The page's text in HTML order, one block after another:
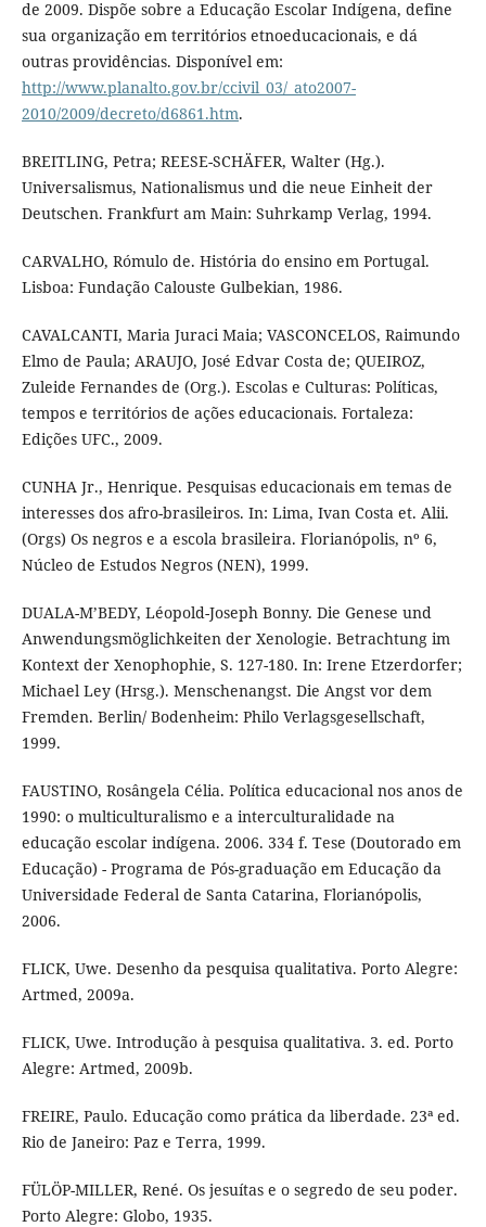
de 2009. Dispõe sobre a Educação Escolar Indígena, define
sua organização em territórios etnoeducacionais, e dá
outras providências. Disponível em:
http://www.planalto.gov.br/ccivil_03/_ato2007-
2010/2009/decreto/d6861.htm.
BREITLING, Petra; REESE-SCHÄFER, Walter (Hg.).
Universalismus, Nationalismus und die neue Einheit der
Deutschen. Frankfurt am Main: Suhrkamp Verlag, 1994.
CARVALHO, Rómulo de. História do ensino em Portugal.
Lisboa: Fundação Calouste Gulbekian, 1986.
CAVALCANTI, Maria Juraci Maia; VASCONCELOS, Raimundo
Elmo de Paula; ARAUJO, José Edvar Costa de; QUEIROZ,
Zuleide Fernandes de (Org.). Escolas e Culturas: Políticas,
tempos e territórios de ações educacionais. Fortaleza:
Edições UFC., 2009.
CUNHA Jr., Henrique. Pesquisas educacionais em temas de
interesses dos afro-brasileiros. In: Lima, Ivan Costa et. Alii.
(Orgs) Os negros e a escola brasileira. Florianópolis, nº 6,
Núcleo de Estudos Negros (NEN), 1999.
DUALA-M’BEDY, Léopold-Joseph Bonny. Die Genese und
Anwendungsmöglichkeiten der Xenologie. Betrachtung im
Kontext der Xenophophie, S. 127-180. In: Irene Etzerdorfer;
Michael Ley (Hrsg.). Menschenangst. Die Angst vor dem
Fremden. Berlin/ Bodenheim: Philo Verlagsgesellschaft,
1999.
FAUSTINO, Rosângela Célia. Política educacional nos anos de
1990: o multiculturalismo e a interculturalidade na
educação escolar indígena. 2006. 334 f. Tese (Doutorado em
Educação) - Programa de Pós-graduação em Educação da
Universidade Federal de Santa Catarina, Florianópolis,
2006.
FLICK, Uwe. Desenho da pesquisa qualitativa. Porto Alegre:
Artmed, 2009a.
FLICK, Uwe. Introdução à pesquisa qualitativa. 3. ed. Porto
Alegre: Artmed, 2009b.
FREIRE, Paulo. Educação como prática da liberdade. 23ª ed.
Rio de Janeiro: Paz e Terra, 1999.
FÜLÖP-MILLER, René. Os jesuítas e o segredo de seu poder.
Porto Alegre: Globo, 1935.